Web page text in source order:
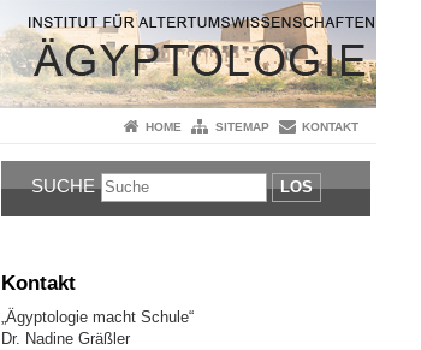
HOME SITEMAP KONTAKT
SUCHE LOS
Kontakt
„Ägyptologie macht Schule“
Dr. Nadine Gräßler